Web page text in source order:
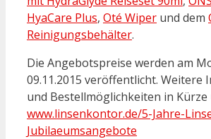
HyaCare Plus, Oté Wiper und dem
Reinigungsbehälter.
Die Angebotspreise werden am
09.11.2015 veröffentlicht. Weitere
und Bestellmöglichkeiten in Kürze
www.linsenkontor.de/5-Jahre-
Jubilaeumsangebote